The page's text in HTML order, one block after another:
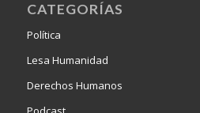
CATEGORÍAS
Política
Lesa Humanidad
Derechos Humanos